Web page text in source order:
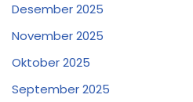
Desember 2025
November 2025
Oktober 2025
September 2025